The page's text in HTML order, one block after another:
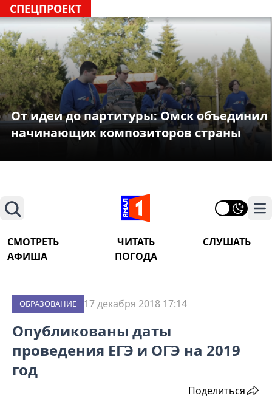
СПЕЦПРОЕКТ
От идеи до партитуры: Омск объединил
начинающих композиторов страны
Поиск
СМОТРЕТЬ ЧИТАТЬ
СЛУШАТЬ
АФИША
ПОГОДА
ОБРАЗОВАНИЕ 17 декабря 2018 17:14
Опубликованы даты
проведения ЕГЭ и ОГЭ на 2019
год
Поделиться